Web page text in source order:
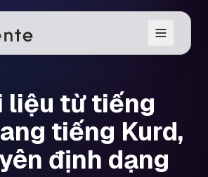
liệu từ tiếng
tiếng Kurd,
định dạng